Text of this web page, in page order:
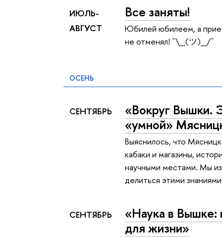
ИЮЛЬ-
АВГУСТ
Все заняты!
Юбилей юбилеем, а
не отменял! ¯\_(ツ)_/¯
ОСЕНЬ
СЕНТЯБРЬ
«Вокруг Вышки.
«умной»
Выяснилось, что
кабаки и магазины,
научными местами. Мы
делиться этими
СЕНТЯБРЬ
«Наука в Вышке:
для жизни»